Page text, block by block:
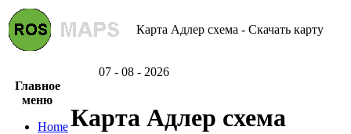
Карта Адлер схема - Скачать карту
07 - 08 - 2026
Главное
меню
HomeКарта Адлер схема